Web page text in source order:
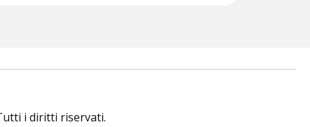
i diritti riservati.